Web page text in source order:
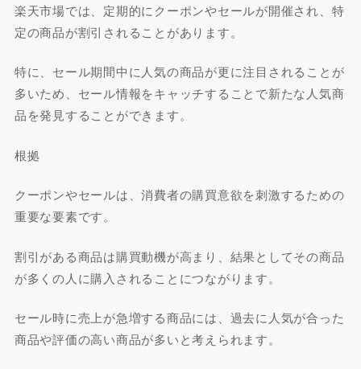
楽天市場では、定期的にクーポンやセールが開催され、特
定の商品が割引されることがあります。
特に、セール期間中に人気の商品が更に注目されることが
多いため、セール情報をキャッチすることで新たな人気商
品を発見することができます。
根拠
クーポンやセールは、消費者の購買意欲を刺激するための
重要な要素です。
割引がある商品は購買動機が高まり、結果としてその商品
が多くの人に購入されることにつながります。
セール時に売上が急増する商品には、過去に人気が合った
商品や評価の高い商品が多いと考えられます。